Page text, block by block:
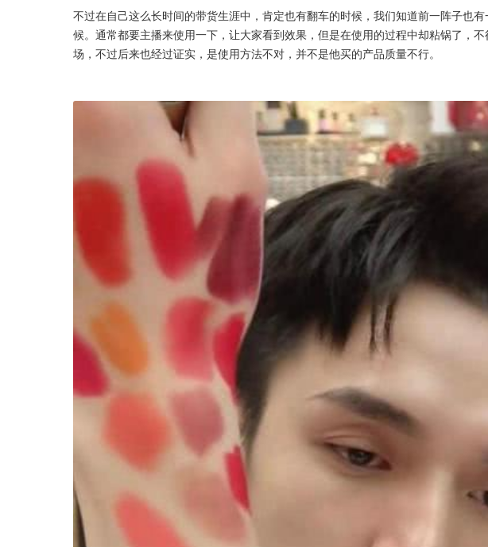
不过在自己这么长时间的带货生涯中，肯定也有翻车的时候，我们知道前一阵子也
候。通常都要主播来使用一下，让大家看到效果，但是在使用的过程中却粘锅了，
场，不过后来也经过证实，是使用方法不对，并不是他买的产品质量不行。